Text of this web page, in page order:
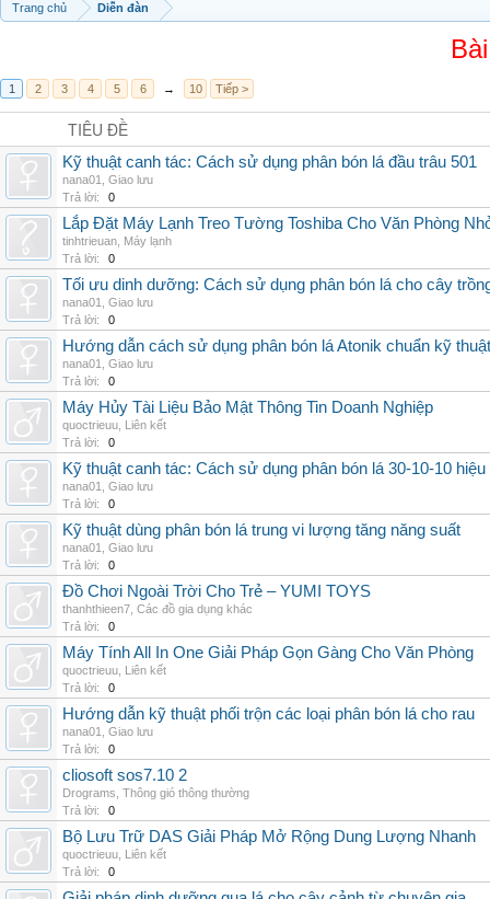
Trang chủ Diễn đàn
1 2 3 4 5 6 → 10 Tiếp >
TIÊU ĐỀ
Kỹ thuật canh tác: Cách sử dụng phân bón lá đầu trâu 501
nana01
Giao lưu
Trả lời:
0
Lắp Đặt Máy Lạnh Treo Tường Toshiba Cho Văn Phòng
tinhtrieuan Máy lạnh
Trả lời:
0
Tối ưu dinh dưỡng: Cách sử dụng phân bón lá cho cây
nana01
Giao lưu
Trả lời:
0
Hướng dẫn cách sử dụng phân bón lá Atonik chuẩn kỹ thuật
nana01
Giao lưu
Trả lời:
0
Máy Hủy Tài Liệu Bảo Mật Thông Tin Doanh Nghiệp
quoctrieuu Liên kết
Trả lời:
0
Kỹ thuật canh tác: Cách sử dụng phân bón lá 30-10-10 hiệu
nana01
Giao lưu
Trả lời:
0
Kỹ thuật dùng phân bón lá trung vi lượng tăng năng suất
nana01
Giao lưu
Trả lời:
0
Đồ Chơi Ngoài Trời Cho Trẻ – YUMI TOYS
thanhthieen7 Các đồ gia dụng khác
Trả lời:
0
Máy Tính All In One Giải Pháp Gọn Gàng Cho Văn Phòng
quoctrieuu Liên kết
Trả lời:
0
Hướng dẫn kỹ thuật phối trộn các loại phân bón lá cho rau
nana01
Giao lưu
Trả lời:
0
cliosoft sos7.10 2
Drograms Thông gió thông thường
Trả lời:
0
Bộ Lưu Trữ DAS Giải Pháp Mở Rộng Dung Lượng Nhanh
quoctrieuu Liên kết
Trả lời:
0